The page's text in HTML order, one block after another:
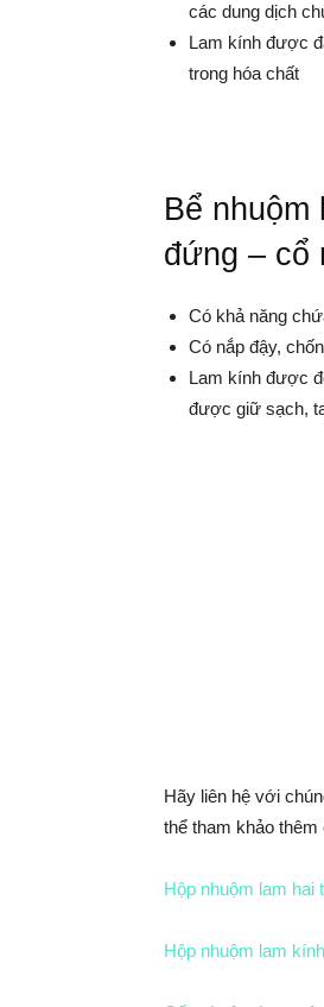
các dung dịch
Lam kính được
trong hóa chất
Bể nhuộm
đứng – cổ
Có khả năng
Có nắp đậy,
Lam kính được
được giữ sạch,
Hãy liên hệ với
thể tham khảo
Hộp nhuộm lam hai
Hộp nhuộm lam kính